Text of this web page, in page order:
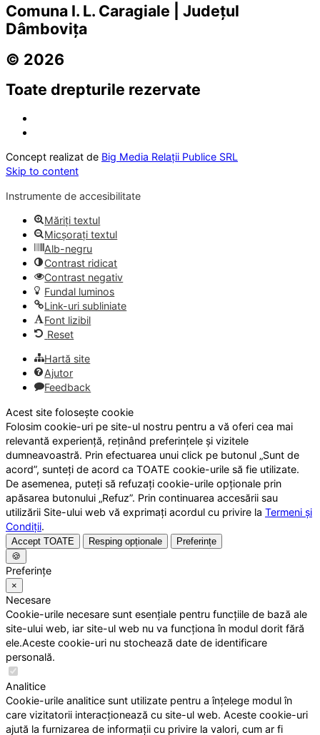
Comuna I. L. Caragiale | Județul
Dâmbovița
© 2026
Toate drepturile rezervate
Concept realizat de Big Media Relații Publice SRL
Skip to content
Instrumente de accesibilitate
Măriți textul
Micșorați textul
Alb-negru
Contrast ridicat
Contrast negativ
Fundal luminos
Link-uri subliniate
Font lizibil
Reset
Hartă site
Ajutor
Feedback
Acest site folosește cookie
Folosim cookie-uri pe site-ul nostru pentru a vă oferi cea mai
relevantă experiență, reținând preferințele și vizitele
dumneavoastră. Prin efectuarea unui click pe butonul „Sunt de
acord”, sunteți de acord ca TOATE cookie-urile să fie utilizate.
De asemenea, puteți să refuzați cookie-urile opționale prin
apăsarea butonului „Refuz”. Prin continuarea accesării sau
utilizării Site-ului web vă exprimați acordul cu privire la Termeni și
Condiții.
Accept TOATE Resping opționale
Preferințe
🍪
Preferințe
×
Necesare
Cookie-urile necesare sunt esențiale pentru funcțiile de bază ale
site-ului web, iar site-ul web nu va funcționa în modul dorit fără
ele.Aceste cookie-uri nu stochează date de identificare
personală.
Analitice
Cookie-urile analitice sunt utilizate pentru a înțelege modul în
care vizitatorii interacționează cu site-ul web. Aceste cookie-uri
ajută la furnizarea de informații cu privire la valori, cum ar fi